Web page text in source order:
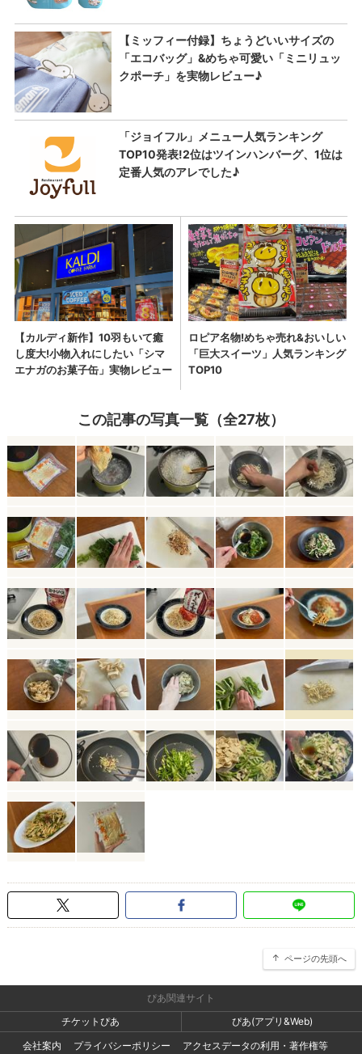
この記事の写真一覧（全27枚）
ページの先頭へ
ぴあ関連サイト
チケットぴあ
ぴあ(アプリ&Web)
会社案内
プライバシーポリシー アクセスデータの利用・著作権等